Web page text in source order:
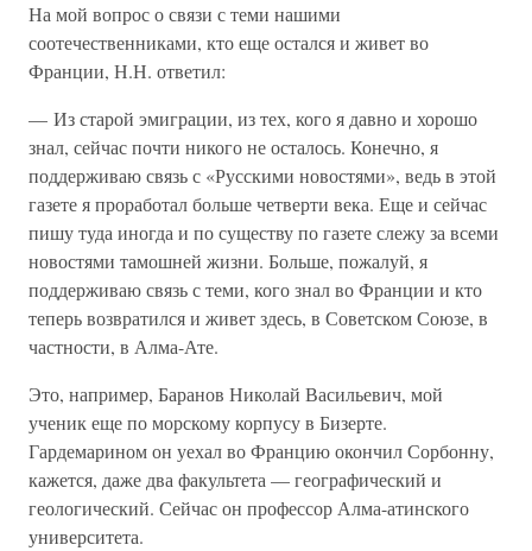
На мой вопрос о связи с теми нашими
соотечественниками, кто еще остался и живет во
Франции, Н.Н. ответил:
— Из старой эмиграции, из тех, кого я давно и хорошо
знал, сейчас почти никого не осталось. Конечно, я
поддерживаю связь с «Русскими новостями», ведь в этой
газете я проработал больше четверти века. Еще и сейчас
пишу туда иногда и по существу по газете слежу за всеми
новостями тамошней жизни. Больше, пожалуй, я
поддерживаю связь с теми, кого знал во Франции и кто
теперь возвратился и живет здесь, в Советском Союзе, в
частности, в Алма-Ате.
Это, например, Баранов Николай Васильевич, мой
ученик еще по морскому корпусу в Бизерте.
Гардемарином он уехал во Францию окончил Сорбонну,
кажется, даже два факультета — географический и
геологический. Сейчас он профессор Алма-атинского
университета.